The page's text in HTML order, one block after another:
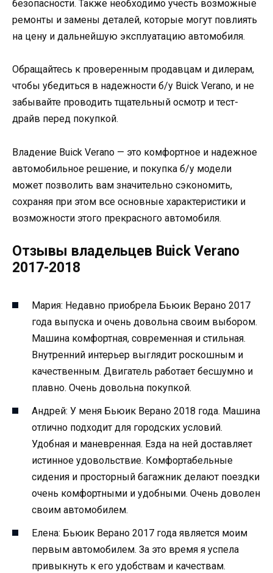
безопасности. Также необходимо учесть возможные
ремонты и замены деталей, которые могут повлиять
на цену и дальнейшую эксплуатацию автомобиля.
Обращайтесь к проверенным продавцам и дилерам,
чтобы убедиться в надежности б/у Buick Verano, и не
забывайте проводить тщательный осмотр и тест-
драйв перед покупкой.
Владение Buick Verano — это комфортное и надежное
автомобильное решение, и покупка б/у модели
может позволить вам значительно сэкономить,
сохраняя при этом все основные характеристики и
возможности этого прекрасного автомобиля.
Отзывы владельцев Buick Verano
2017-2018
Мария: Недавно приобрела Бьюик Верано 2017
года выпуска и очень довольна своим выбором.
Машина комфортная, современная и стильная.
Внутренний интерьер выглядит роскошным и
качественным. Двигатель работает бесшумно и
плавно. Очень довольна покупкой.
Андрей: У меня Бьюик Верано 2018 года. Машина
отлично подходит для городских условий.
Удобная и маневренная. Езда на ней доставляет
истинное удовольствие. Комфортабельные
сидения и просторный багажник делают поездки
очень комфортными и удобными. Очень доволен
своим автомобилем.
Елена: Бьюик Верано 2017 года является моим
первым автомобилем. За это время я успела
привыкнуть к его удобствам и качествам.